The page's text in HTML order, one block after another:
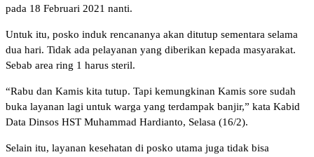
pada 18 Februari 2021 nanti.
Untuk itu, posko induk rencananya akan ditutup sementara selama
dua hari. Tidak ada pelayanan yang diberikan kepada masyarakat.
Sebab area ring 1 harus steril.
“Rabu dan Kamis kita tutup. Tapi kemungkinan Kamis sore sudah
buka layanan lagi untuk warga yang terdampak banjir,” kata Kabid
Data Dinsos HST Muhammad Hardianto, Selasa (16/2).
Selain itu, layanan kesehatan di posko utama juga tidak bisa